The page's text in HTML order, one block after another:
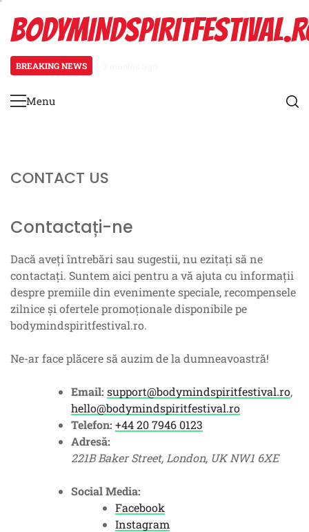
content
BREAKING NEWS
Primary
Menu
CONTACT US
Contactați-ne
Dacă aveți întrebări sau sugestii, nu ezitați să ne
contactați. Suntem aici pentru a vă ajuta cu informații
despre premiile din evenimente speciale, recompensele
zilnice și ofertele promoționale disponibile pe
bodymindspiritfestival.ro.
Ne-ar face plăcere să auzim de la dumneavoastră!
Email: support@bodymindspiritfestival.ro,
hello@bodymindspiritfestival.ro
Telefon: +44 20 7946 0123
Adresă:
221B Baker Street, London, UK NW1 6XE
Social Media:
Facebook
Instagram